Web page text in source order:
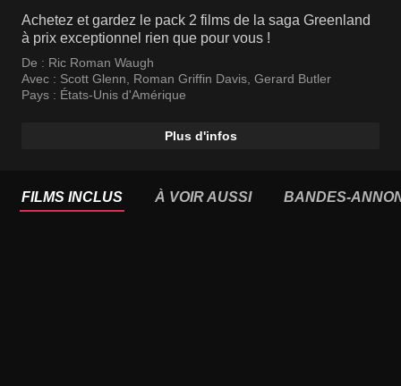
Achetez et gardez le pack 2 films de la saga Greenland
à prix exceptionnel rien que pour vous !
De : Ric Roman Waugh
Avec : Scott Glenn Roman Griffin Davis Gerard Butler
Pays : États-Unis d'Amérique
Plus d'infos
FILMS INCLUS À VOIR AUSSI BANDES-